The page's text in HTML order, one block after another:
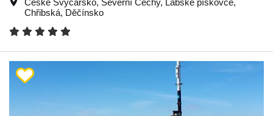
Chřibská, Děčínsko